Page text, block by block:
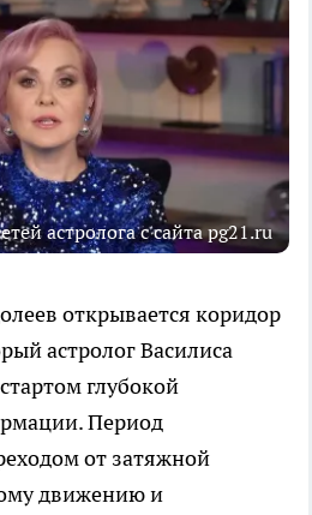
астролога с сайта pg21.ru
открывается коридор
астролог Василиса
глубокой
Период
от затяжной
движению и